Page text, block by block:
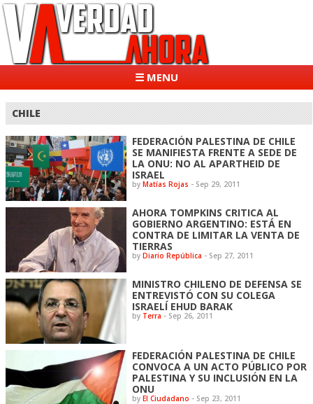
☰ MENU
CHILE
FEDERACIÓN PALESTINA DE CHILE
SE MANIFIESTA FRENTE A SEDE DE
LA ONU: NO AL APARTHEID DE
ISRAEL
byMatías Rojas - Sep 29, 2011
AHORA TOMPKINS CRITICA AL
GOBIERNO ARGENTINO: ESTÁ EN
CONTRA DE LIMITAR LA VENTA DE
TIERRAS
byDiario República - Sep 27, 2011
MINISTRO CHILENO DE DEFENSA SE
ENTREVISTÓ CON SU COLEGA
ISRAELÍ EHUD BARAK
by Terra - Sep 26, 2011
FEDERACIÓN PALESTINA DE CHILE
CONVOCA A UN ACTO PÚBLICO POR
PALESTINA Y SU INCLUSIÓN EN LA
ONU
byEl Ciudadano - Sep 23, 2011